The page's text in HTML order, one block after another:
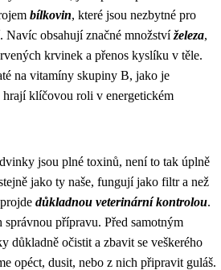
bílkovin, které jsou nezbytné pro
Navíc obsahují značné množstvíželeza,
krvinek a přenos kyslíku v těle.
na vitamíny skupiny B, jako je
klíčovou roli v energetickém
jsou plné toxinů, není to tak úplně
jako ty naše, fungují jako filtr a než
důkladnou veterinární kontrolou.
přípravu. Před samotným
důkladně očistit a zbavit se veškerého
opéct, dusit, nebo z nich připravit guláš.